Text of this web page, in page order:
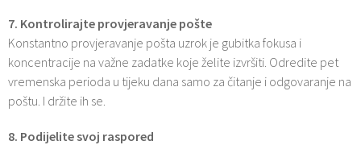
7. Kontrolirajte provjeravanje pošte
Konstantno provjeravanje pošta uzrok je gubitka fokusa i
koncentracije na važne zadatke koje želite izvršiti. Odredite pet
vremenska perioda u tijeku dana samo za čitanje i odgovaranje na
poštu. I držite ih se.
8. Podijelite svoj raspored